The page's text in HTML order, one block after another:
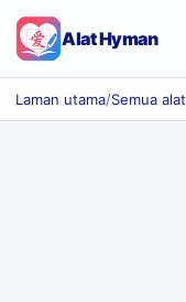
Alat Hyman
Laman utama/Semua alat